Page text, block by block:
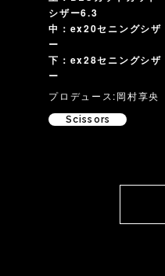
シザー6.3
中：ex20セニングシザ
ー
下：ex28セニングシザ
ー
プロデュース:岡村享央
Scissors